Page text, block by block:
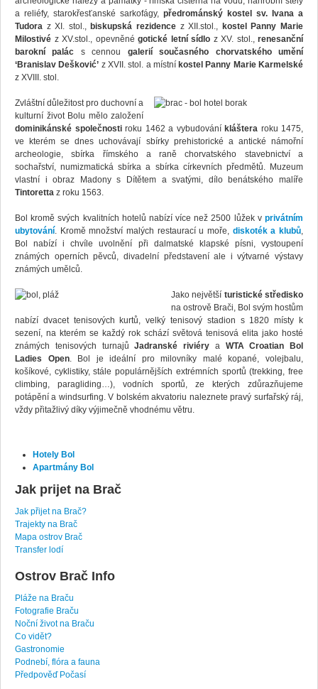
a reliéfy, starokřesťanské sarkofágy, předrománský kostel sv. Ivana a
Tudora z XI. stol., biskupská rezidence z XII.stol., kostel Panny Marie
Milostivé z XV.stol., opevněné gotické letní sídlo z XV. stol., renesanční
barokní palác s cennou galerií současného chorvatského umění
‘Branislav Dešković’ z XVII. stol. a místní kostel Panny Marie Karmelské
z XVIII. stol.
Zvláštní důležitost pro duchovní a
kulturní život Bolu mělo založení
dominikánské společnostiroku 1462 a vybudování kláštera roku 1475,
ve kterém se dnes uchovávají sbírky prehistorické a antické námořní
archeologie, sbírka římského a raně chorvatského stavebnictví a
sochařství, numizmatická sbírka a sbírka církevních předmětů. Muzeum
vlastní i obraz Madony s Dítětem a svatými, dílo benátského malíře
Tintoretta z roku 1563.
Bol kromě svých kvalitních hotelů nabízí více než 2500 lůžek v privátním
ubytování. Kromě množství malých restaurací u moře, diskoték a klubů,
Bol nabízí i chvíle uvolnění při dalmatské klapské písni, vystoupení
známých operních pěvců, divadelní představení ale i výtvarné výstavy
známých umělců.
Jako největší turistické středisko
na ostrově Brači, Bol svým hostům
nabízí dvacet tenisových kurtů, velký tenisový stadion s 1820 místy k
sezení, na kterém se každý rok schází světová tenisová elita jako hosté
známých tenisových turnajůJadranské riviéry a WTA Croatian Bol
Ladies Open. Bol je ideální pro milovníky malé kopané, volejbalu,
košíkové, cyklistiky, stále populárnějších extrémních sportů (trekking, free
climbing, paragliding…), vodních sportů, ze kterých zdůrazňujeme
potápění a windsurfing. V bolském akvatoriu naleznete pravý surfařský ráj,
vždy přitažlivý díky výjimečně vhodnému větru.
Hotely Bol
Apartmány Bol
Jak prijet na Brač
Jak přijet na Brač?
Trajekty na Brač
Mapa ostrov Brač
Transfer lodí
Ostrov Brač Info
Pláže na Braču
Fotografie Braču
Noční život na Braču
Co vidět?
Gastronomie
Podnebí, flóra a fauna
Předpověď Počasí